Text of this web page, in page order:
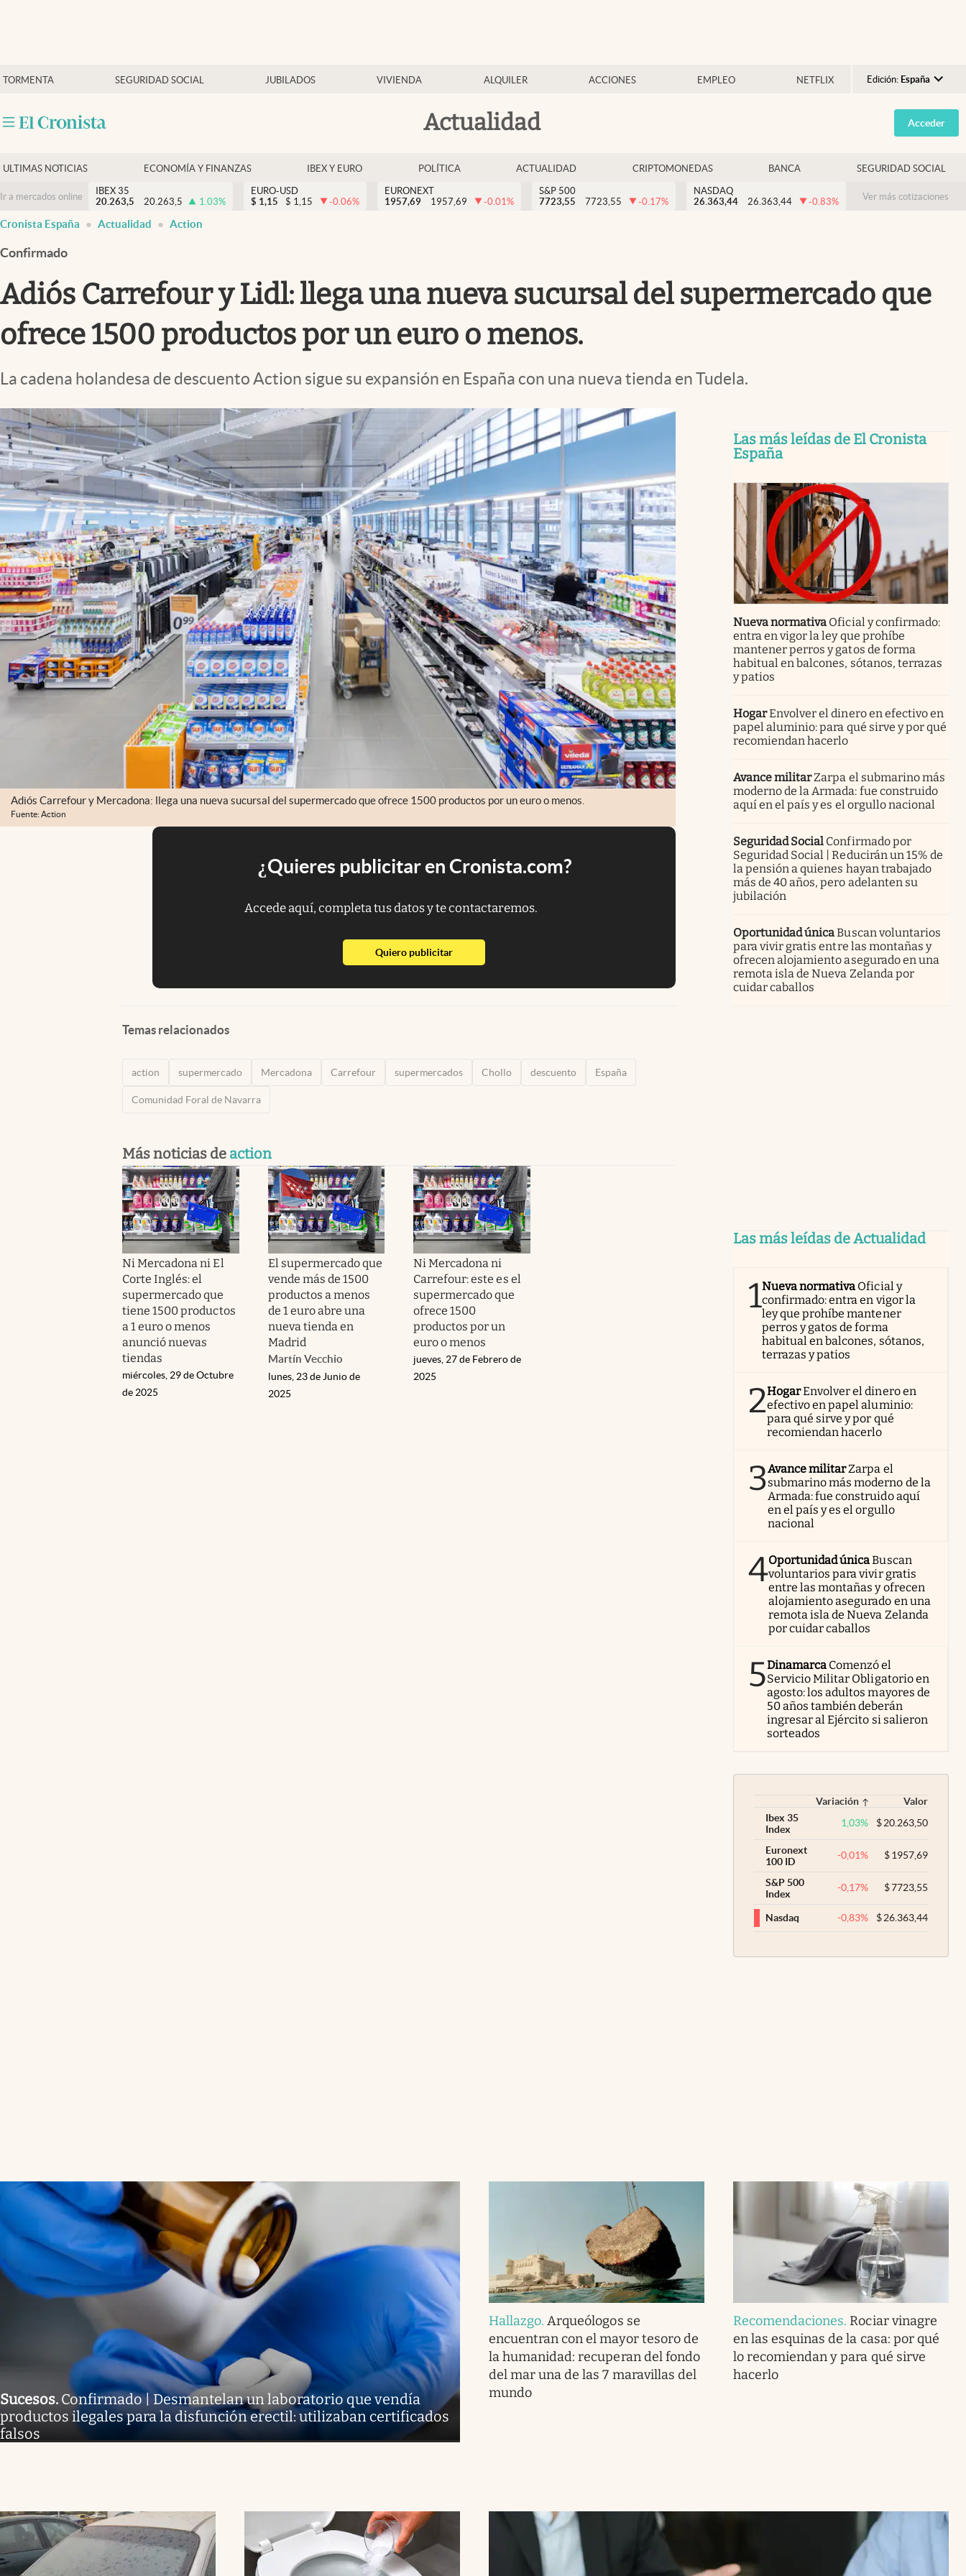
TORMENTA SEGURIDAD SOCIAL JUBILADOS VIVIENDA ALQUILER ACCIONES EMPLEO NETFLIX Edición: España
Argentina
España
USA
Colombia
Actualidad
Economía y finanzas
Criptomonedas
Acceder
ULTIMAS NOTICIAS ECONOMÍA Y FINANZAS IBEX Y EURO POLÍTICA ACTUALIDAD CRIPTOMONEDAS BANCA SEGURIDAD SOCIAL
Ir a mercados online
IBEX 35
20.263,5
20.263,5 1.03%
EURO-USD
$ 1,15 $ 1,15 -0.06%
EURONEXT
1957,69
1957,69 -0.01%
S&P 500
7723,55
7723,55 -0.17%
NASDAQ
26.363,44
26.363,44 -0.83% Ver más cotizaciones
Cronista España Actualidad Action
Confirmado
Adiós Carrefour y Lidl: llega una nueva sucursal del supermercado que
ofrece 1500 productos por un euro o menos.
La cadena holandesa de descuento Action sigue su expansión en España con una nueva tienda en Tudela.
Adiós Carrefour y Mercadona: llega una nueva sucursal del supermercado que ofrece 1500 productos por un euro o menos.
Fuente: Action
¿Quieres publicitar en Cronista.com?
Accede aquí, completa tus datos y te contactaremos.
Quiero publicitarabre en nueva pestaña
Temas relacionados
action supermercado Mercadona Carrefour supermercados Chollo descuento España
Comunidad Foral de Navarra
Más noticias de action
Ni Mercadona ni El
Corte Inglés: el
supermercado que
tiene 1500 productos
a 1 euro o menos
anunció nuevas
tiendas
miércoles, 29 de Octubre
de 2025
El supermercado que
vende más de 1500
productos a menos
de 1 euro abre una
nueva tienda en
Madrid
Martín Vecchio
lunes, 23 de Junio de
2025
Ni Mercadona ni
Carrefour: este es el
supermercado que
ofrece 1500
productos por un
euro o menos
jueves, 27 de Febrero de
2025
Las más leídas de El Cronista
España
Nueva normativa Oficial y confirmado:
entra en vigor la ley que prohíbe
mantener perros y gatos de forma
habitual en balcones, sótanos, terrazas
y patios
HogarEnvolver el dinero en efectivo en
papel aluminio: para qué sirve y por qué
recomiendan hacerlo
Avance militarZarpa el submarino más
moderno de la Armada: fue construido
aquí en el país y es el orgullo nacional
Seguridad Social Confirmado por
Seguridad Social | Reducirán un 15% de
la pensión a quienes hayan trabajado
más de 40 años, pero adelanten su
jubilación
Oportunidad únicaBuscan voluntarios
para vivir gratis entre las montañas y
ofrecen alojamiento asegurado en una
remota isla de Nueva Zelanda por
cuidar caballos
Las más leídas de Actualidad
1Nueva normativa Oficial y
confirmado: entra en vigor la
ley que prohíbe mantener
perros y gatos de forma
habitual en balcones, sótanos,
terrazas y patios
2HogarEnvolver el dinero en
efectivo en papel aluminio:
para qué sirve y por qué
recomiendan hacerlo
3Avance militarZarpa el
submarino más moderno de la
Armada: fue construido aquí
en el país y es el orgullo
nacional
4Oportunidad únicaBuscan
voluntarios para vivir gratis
entre las montañas y ofrecen
alojamiento asegurado en una
remota isla de Nueva Zelanda
por cuidar caballos
5Dinamarca Comenzó el
Servicio Militar Obligatorio en
agosto: los adultos mayores de
50 años también deberán
ingresar al Ejército si salieron
sorteados
Variación
Valor
Ibex 35
Index
1,03% $20.263,50
Euronext
100 ID
-0,01% $1957,69
S&P 500
Index
-0,17% $7723,55
Nasdaq -0,83% $26.363,44
Sucesos. Confirmado | Desmantelan un laboratorio que vendía
productos ilegales para la disfunción erectil: utilizaban certificados
falsos
Hallazgo.Arqueólogos se
encuentran con el mayor tesoro de
la humanidad: recuperan del fondo
del mar una de las 7 maravillas del
mundo
Recomendaciones. Rociar vinagre
en las esquinas de la casa: por qué
lo recomiendan y para qué sirve
hacerlo